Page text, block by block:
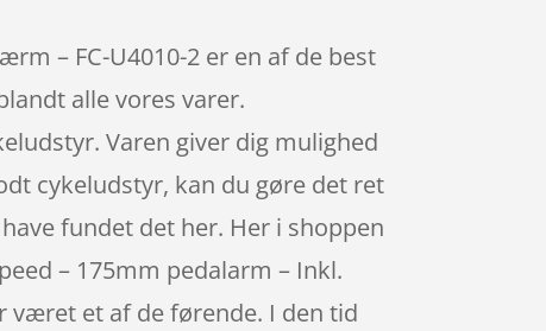
– FC-U4010-2 er en af de best
alle vores varer.
Varen giver dig mulighed
cykeludstyr, kan du gøre det ret
fundet det her. Her i shoppen
– 175mm pedalarm – Inkl.
været et af de førende. I den tid